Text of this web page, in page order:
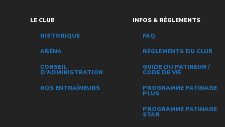
LE CLUB
HISTORIQUE
ARÉNA
CONSEIL
D’ADMINISTRATION
NOS ENTRAÎNEURS
INFOS & RÈGLEMENTS
FAQ
RÈGLEMENTS DU CLUB
GUIDE DU PATINEUR /
CODE DE VIE
PROGRAMME PATINAGE
PLUS
PROGRAMME PATINAGE
STAR